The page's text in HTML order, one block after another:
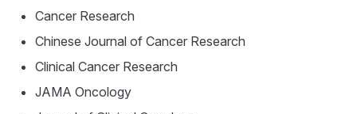
Cancer Research
Chinese Journal of Cancer Research
Clinical Cancer Research
JAMA Oncology